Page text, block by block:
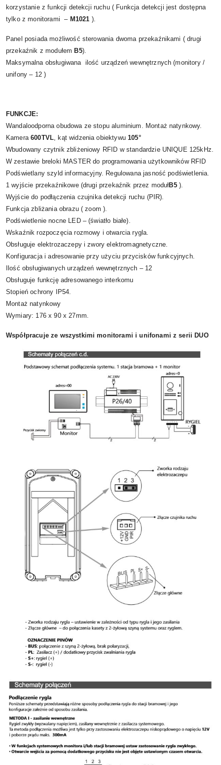
korzystanie z funkcji detekcji ruchu ( Funkcja detekcji jest dostępna
tylko z monitorami – M1021 ).
Panel posiada możliwość sterowania dwoma przekaźnikami ( drugi
przekaźnik z modułemB5).
Maksymalna obsługiwana ilość urządzeń wewnętrznych (monitory /
unifony – 12 )
FUNKCJE:
Wandaloodporna obudowa ze stopu aluminium. Montaż natynkowy.
Kamera600TVL , kąt widzenia obiektywu 105°
Wbudowany czytnik zbliżeniowy RFID w standardzie UNIQUE 125kHz.
W zestawie breloki MASTER do programowania użytkowników RFID
Podświetlany szyld informacyjny. Regulowana jasność podświetlenia.
1 wyjście przekaźnikowe (drugi przekaźnik przez modułB5).
Wyjście do podłączenia czujnika detekcji ruchu (PIR).
Funkcja zbliżania obrazu ( zoom ).
Podświetlenie nocne LED – (światło białe).
Wskaźnik rozpoczęcia rozmowy i otwarcia rygla.
Obsługuje elektrozaczepy i zwory elektromagnetyczne.
Konfiguracja i adresowanie przy użyciu przycisków funkcyjnych.
Ilość obsługiwanych urządzeń wewnętrznych – 12
Obsługuje funkcję adresowanego interkomu
Stopień ochrony IP54.
Montaż natynkowy
Wymiary: 176 x 90 x 27mm.
Współpracuje ze wszystkimi monitorami i unifonami z serii DUO